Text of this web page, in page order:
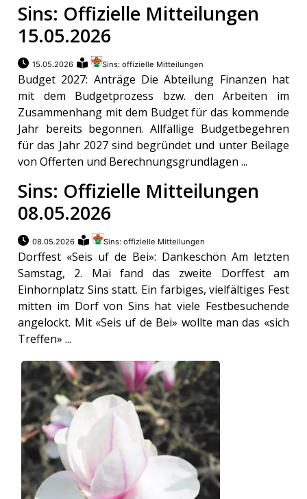
Sins: Offizielle Mitteilungen
15.05.2026
15.05.2026 Sins: offizielle Mitteilungen
Budget 2027: Anträge Die Abteilung Finanzen hat
mit dem Budgetprozess bzw. den Arbeiten im
Zusammenhang mit dem Budget für das kommende
Jahr bereits begonnen. Allfällige Budgetbegehren
für das Jahr 2027 sind begründet und unter Beilage
von Offerten und Berechnungsgrundlagen ...
Sins: Offizielle Mitteilungen
08.05.2026
08.05.2026 Sins: offizielle Mitteilungen
Dorffest «Seis uf de Bei»: Dankeschön Am letzten
Samstag, 2. Mai fand das zweite Dorffest am
Einhornplatz Sins statt. Ein farbiges, vielfältiges Fest
mitten im Dorf von Sins hat viele Festbesuchende
angelockt. Mit «Seis uf de Bei» wollte man das «sich
Treffen» ...